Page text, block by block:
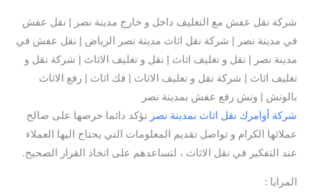
شركة نقل عفش مع التغليف داخل و خارج مدينة نصر | نقل عفش
في مدينة نصر | شركة نقل اثاث مدينة نصر الرياض | نقل عفش في
مدينة نصر | نقل و تغليف اثاث | نقل و تغليف الاثاث | شركة نقل و
تغليف اثاث | شركة نقل و تغليف الاثاث | فك اثاث | رفع الاثاث
بالونش | ونش رفع عفش بمدينة نصر
شركة أوامرك نقل اثاث بمدينة نصر تؤكد دائما حرصها على صالح
عملائها الكرام و تواصل تقديم المعلومات التي يحتاج اليها العملاء
عند التفكير في نقل الاثاث ، لتساعدهم على اتخاذ القرار الصحيح.
المرايا :